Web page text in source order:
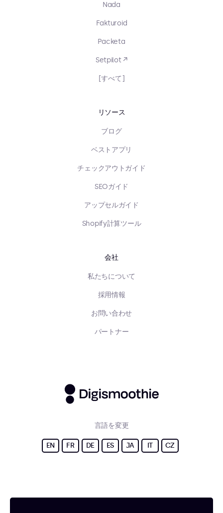
Nada
Fakturoid
Packeta
Setpilot ↗
[すべて]
リソース
ブログ
ベストアプリ
チェックアウトガイド
SEOガイド
アップセルガイド
Shopify計算ツール
会社
私たちについて
採用情報
お問い合わせ
パートナー
言語を変更
EN FR DE ES JA IT CZ